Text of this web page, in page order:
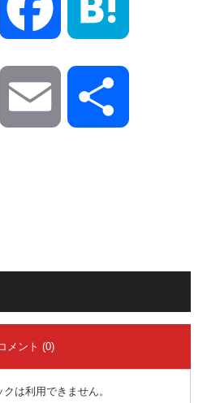
Line Facebook
WhatsApp Email
メント (0)
クは利用できません。